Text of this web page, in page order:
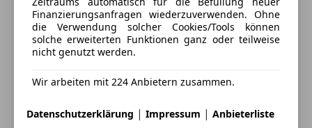
www.riders-peak.com
Instagram: riders_peak
Sonderausstattung / Extra's
Innenausstattung: Zierteile Carbon (AMG)
Anbieter kontaktieren
Deine Nachricht
Finanzierungsanfragen wiederzuverwenden. Ohne
die Verwendung solcher Cookies/Tools können
solche erweiterten Funktionen ganz oder teilweise
nicht genutzt werden.
Wir arbeiten mit 224 Anbietern zusammen.
Datenschutzerklärung | Impressum | Anbieterliste